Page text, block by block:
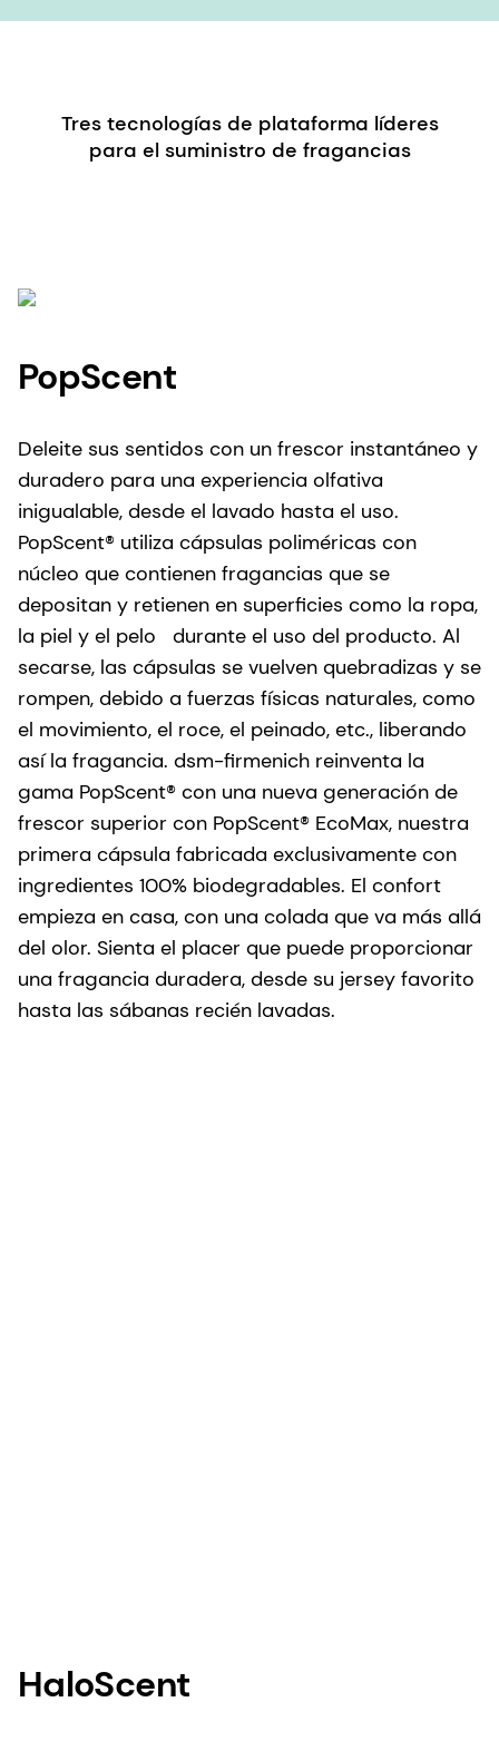
Tres tecnologías de plataforma líderes
para el suministro de fragancias
PopScent
Deleite sus sentidos con un frescor instantáneo y
duradero para una experiencia olfativa
inigualable, desde el lavado hasta el uso.
PopScent® utiliza cápsulas poliméricas con
núcleo que contienen fragancias que se
depositan y retienen en superficies como la ropa,
la piel y el pelo durante el uso del producto. Al
secarse, las cápsulas se vuelven quebradizas y se
rompen, debido a fuerzas físicas naturales, como
el movimiento, el roce, el peinado, etc., liberando
así la fragancia. dsm-firmenich reinventa la
gama PopScent® con una nueva generación de
frescor superior con PopScent® EcoMax, nuestra
primera cápsula fabricada exclusivamente con
ingredientes 100% biodegradables. El confort
empieza en casa, con una colada que va más allá
del olor. Sienta el placer que puede proporcionar
una fragancia duradera, desde su jersey favorito
hasta las sábanas recién lavadas.
HaloScent